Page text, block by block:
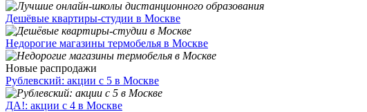
Дешёвые квартиры-студии в Москве
Недорогие магазины термобелья в Москве
Новые распродажи
Рублевский: акции с 5 в Москве
ДА!: акции с 4 в Москве